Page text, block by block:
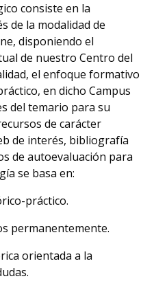
consiste en la
de la modalidad de
disponiendo el
de nuestro Centro del
el enfoque formativo
en dicho Campus
del temario para su
de carácter
de interés, bibliografía
de autoevaluación para
se basa en:
práctico.
permanentemente.
orientada a la